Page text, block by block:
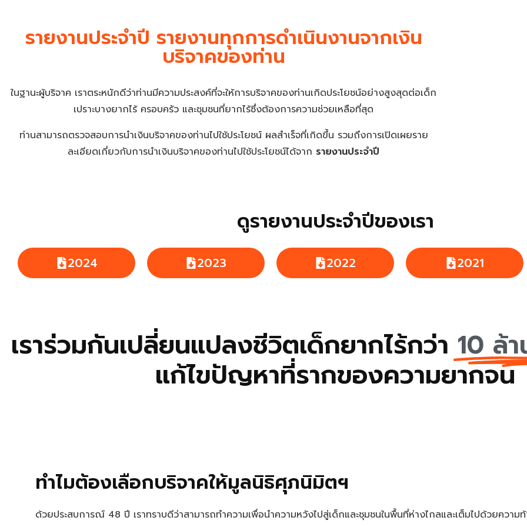
รายงานประจำปี รายงานทุกการดำเนินงานจากเงิน
บริจาคของท่าน
ในฐานะผู้บริจาค เราตระหนักดีว่าท่านมีความประสงค์ที่จะให้การบริจาคของท่านเกิดประโยชน์อย่างสูงสุดต่อเด็ก
เปราะบางยากไร้ ครอบครัว และชุมชนที่ยากไร้ซึ่งต้องการความช่วยเหลือที่สุด
ท่านสามารถตรวจสอบการนำเงินบริจาคของท่านไปใช้ประโยชน์ ผลสำเร็จที่เกิดขึ้น รวมถึงการเปิดเผยราย
ละเอียดเกี่ยวกับการนำเงินบริจาคของท่านไปใช้ประโยชน์ได้จาก รายงานประจำปี
ดูรายงานประจำปีของเรา
2024 2023 2022 2021
เราร่วมกันเปลี่ยนแปลงชีวิตเด็กยากไร้กว่า 10 ล้
แก้ไขปัญหาที่รากของความยากจน
ทำไมต้องเลือกบริจาคให้มูลนิธิศุภนิมิตฯ
ด้วยประสบการณ์ 48 ปี เราทราบดีว่าสามารถทำความเพื่อนำความหวังไปสู่เด็กและชุมชนในพื้นที่ห่างไกลและเต็มไปด้วยความท้